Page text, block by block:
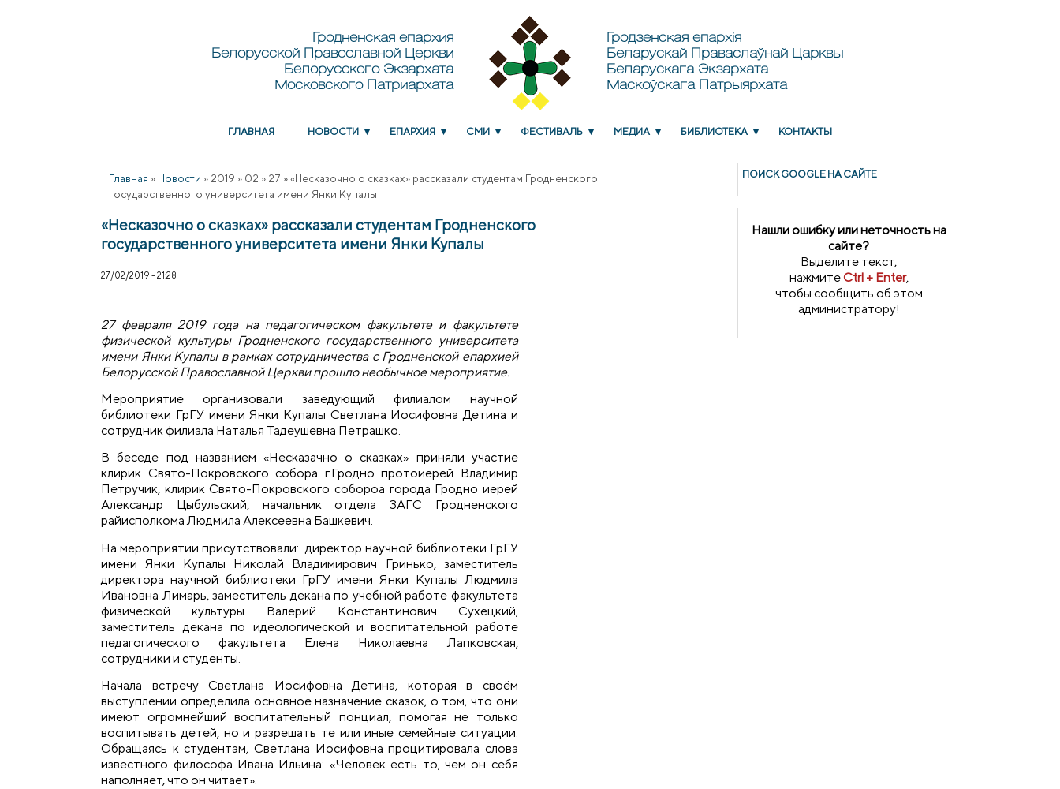
Гродненская епархия
Белорусской Православной Церкви
Белорусского Экзархата
Московского Патриархата
Гродзенская епархія
Беларускай Праваслаўнай Царквы
Беларускага Экзархата
Маскоўскага Патрыярхата
ГЛАВНАЯ НОВОСТИ ЕПАРХИЯ СМИ ФЕСТИВАЛЬ МЕДИА БИБЛИОТЕКА КОНТАКТЫ
Главная » Новости » 2019 » 02 » 27 » «Несказочно о сказках» рассказали студентам Гродненского
государственного университета имени Янки Купалы
«Несказочно о сказках» рассказали студентам Гродненского
государственного университета имени Янки Купалы
27/02/2019 - 21:28
27 февраля 2019 года на педагогическом факультете и факультете
физической культуры Гродненского государственного университета
имени Янки Купалы в рамках сотрудничества с Гродненской епархией
Белорусской Православной Церкви прошло необычное мероприятие.
Мероприятие организовали заведующий филиалом научной
библиотеки ГрГУ имени Янки Купалы Светлана Иосифовна Детина и
сотрудник филиала Наталья Тадеушевна Петрашко.
В беседе под названием «Несказачно о сказках» приняли участие
клирик Свято-Покровского собора г.Гродно протоиерей Владимир
Петручик, клирик Свято-Покровского собороа города Гродно иерей
Александр Цыбульский, начальник отдела ЗАГС Гродненского
райисполкома Людмила Алексеевна Башкевич.
На мероприятии присутствовали: директор научной библиотеки ГрГУ
имени Янки Купалы Николай Владимирович Гринько, заместитель
директора научной библиотеки ГрГУ имени Янки Купалы Людмила
Ивановна Лимарь, заместитель декана по учебной работе факультета
физической культуры Валерий Константинович Сухецкий,
заместитель декана по идеологической и воспитательной работе
педагогического факультета Елена Николаевна Лапковская,
сотрудники и студенты.
Начала встречу Светлана Иосифовна Детина, которая в своём
выступлении определила основное назначение сказок, о том, что они
имеют огромнейший воспитательный понциал, помогая не только
воспитывать детей, но и разрешать те или иные семейные ситуации.
Обращаясь к студентам, Светлана Иосифовна процитировала слова
известного философа Ивана Ильина: «Человек есть то, чем он себя
наполняет, что он читает».
ПОИСК GOОGLE НА САЙТЕ
Нашли ошибку или неточность на
сайте?
Выделите текст,
нажмитеCtrl + Enter,
чтобы сообщить об этом
администратору!